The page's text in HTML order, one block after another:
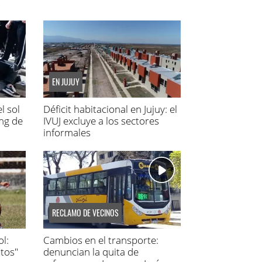
sol
de
EN JUJUY
Déficit habitacional en Jujuy: el
IVUJ excluye a los sectores
informales
RECLAMO DE VECINOS
Cambios en el transporte:
denuncian la quita de